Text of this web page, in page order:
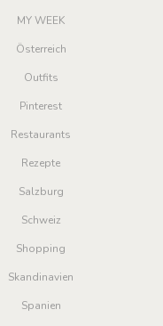
MY WEEK
Österreich
Outfits
Pinterest
Restaurants
Rezepte
Salzburg
Schweiz
Shopping
Skandinavien
Spanien